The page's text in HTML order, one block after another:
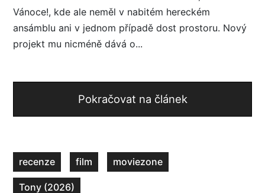
Vánoce!, kde ale neměl v nabitém hereckém
ansámblu ani v jednom případě dost prostoru. Nový
projekt mu nicméně dává o...
Pokračovat na článek
recenze film moviezone
Tony (2026)